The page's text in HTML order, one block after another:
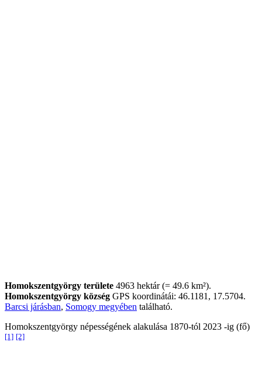
Homokszentgyörgy területe 4963 hektár (= 49.6 km²).
Homokszentgyörgy község GPS koordinátái: 46.1181, 17.5704.
Barcsi járásban, Somogy megyében található.
Homokszentgyörgy népességének alakulása 1870-tól 2023 -ig (fő)
[1] [2]